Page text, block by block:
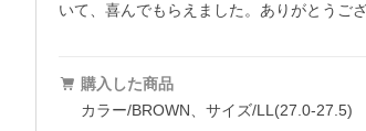
購入した商品
カラー/BROWN、サイズ/LL(27.0-27.5)